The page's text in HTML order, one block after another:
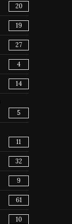
20
19
27
4
14
5
11
32
9
61
10